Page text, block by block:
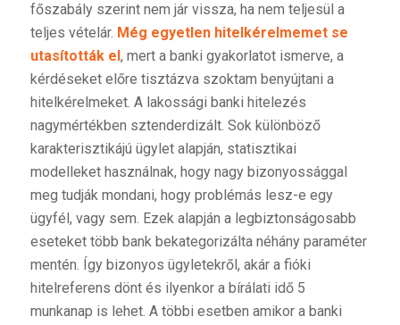
főszabály szerint nem jár vissza, ha nem teljesül a
teljes vételár. Még egyetlen hitelkérelmemet se
utasították el, mert a banki gyakorlatot ismerve, a
kérdéseket előre tisztázva szoktam benyújtani a
hitelkérelmeket. A lakossági banki hitelezés
nagymértékben sztenderdizált. Sok különböző
karakterisztikájú ügylet alapján, statisztikai
modelleket használnak, hogy nagy bizonyossággal
meg tudják mondani, hogy problémás lesz-e egy
ügyfél, vagy sem. Ezek alapján a legbiztonságosabb
eseteket több bank bekategorizálta néhány paraméter
mentén. Így bizonyos ügyletekről, akár a fióki
hitelreferens dönt és ilyenkor a bírálati idő 5
munkanap is lehet. A többi esetben amikor a banki